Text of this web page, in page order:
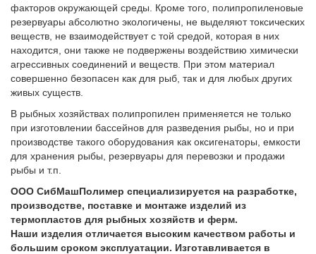
факторов окружающей среды. Кроме того, полипропиленовые
резервуары абсолютно экологичены, не выделяют токсических
веществ, не взаимодействует с той средой, которая в них
находится, они также не подвержены воздействию химически
агрессивных соединений и веществ. При этом материал
совершенно безопасен как для рыб, так и для любых других
живых существ.
В рыбных хозяйствах полипропилен применяется не только
при изготовлении бассейнов для разведения рыбы, но и при
производстве такого оборудования как оксигенаторы, емкости
для хранения рыбы, резервуары для перевозки и продажи
рыбы и т.п.
ООО СибМашПолимер специализируется на разработке,
производстве, поставке и монтаже изделий из
термопластов для рыбных хозяйств и ферм.
Наши изделия отличается высоким качеством работы и
большим сроком эксплуатации. Изготавливается в